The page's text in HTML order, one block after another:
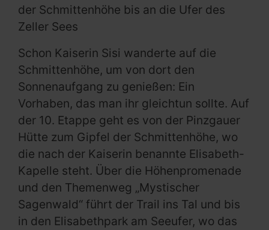
der Schmittenhöhe bis an die Ufer des
Zeller Sees
Schon Kaiserin Sisi wanderte auf die
Schmittenhöhe, um von dort den
Sonnenaufgang zu genießen: Ein
Vorhaben, das man ihr gleichtun sollte. Auf
der 10. Etappe geht es von der Pinzgauer
Hütte zum Gipfel der Schmittenhöhe, wo
die nach der Kaiserin benannte Elisabeth-
Kapelle steht. Über die Höhenpromenade
und den Themenweg „Mystischer
Sagenwald“ führt der Trail ins Tal und bis
in den Elisabethpark am Seeufer, wo das